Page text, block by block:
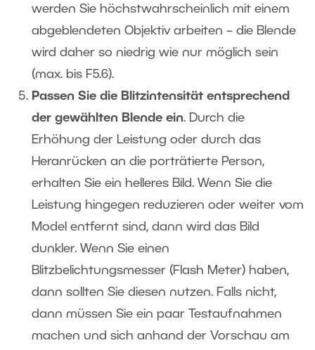
werden Sie höchstwahrscheinlich mit einem
abgeblendeten Objektiv arbeiten – die Blende
wird daher so niedrig wie nur möglich sein
(max. bis F5.6).
Passen Sie die Blitzintensität entsprechend
der gewählten Blende ein. Durch die
Erhöhung der Leistung oder durch das
Heranrücken an die porträtierte Person,
erhalten Sie ein helleres Bild. Wenn Sie die
Leistung hingegen reduzieren oder weiter vom
Model entfernt sind, dann wird das Bild
dunkler. Wenn Sie einen
Blitzbelichtungsmesser (Flash Meter) haben,
dann sollten Sie diesen nutzen. Falls nicht,
dann müssen Sie ein paar Testaufnahmen
machen und sich anhand der Vorschau am